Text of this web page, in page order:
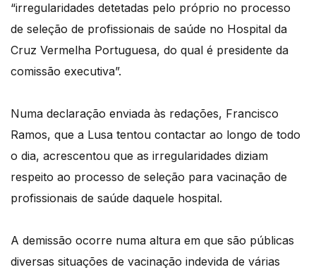
“irregularidades detetadas pelo próprio no processo
de seleção de profissionais de saúde no Hospital da
Cruz Vermelha Portuguesa, do qual é presidente da
comissão executiva”.
Numa declaração enviada às redações, Francisco
Ramos, que a Lusa tentou contactar ao longo de todo
o dia, acrescentou que as irregularidades diziam
respeito ao processo de seleção para vacinação de
profissionais de saúde daquele hospital.
A demissão ocorre numa altura em que são públicas
diversas situações de vacinação indevida de várias